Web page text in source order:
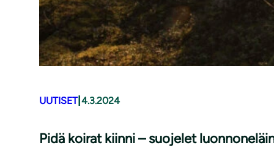
UUTISET| 4.3.2024
Pidä koirat kiinni – suojelet